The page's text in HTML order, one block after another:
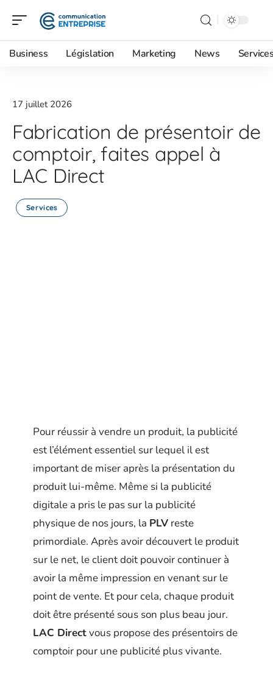
Business Législation Marketing News
17 juillet 2026
Fabrication de présentoir de
comptoir, faites appel à
LAC Direct
Services
Pour réussir à vendre un produit, la publicité
est l’élément essentiel sur lequel il est
important de miser après la présentation du
produit lui-même. Même si la publicité
digitale a pris le pas sur la publicité
physique de nos jours, la PLV reste
primordiale. Après avoir découvert le produit
sur le net, le client doit pouvoir continuer à
avoir la même impression en venant sur le
point de vente. Et pour cela, chaque produit
doit être présenté sous son plus beau jour.
LAC Directvous propose des présentoirs de
comptoir pour une publicité plus vivante.